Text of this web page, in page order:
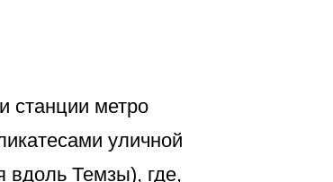
станции метро
уличной
Темзы), где,